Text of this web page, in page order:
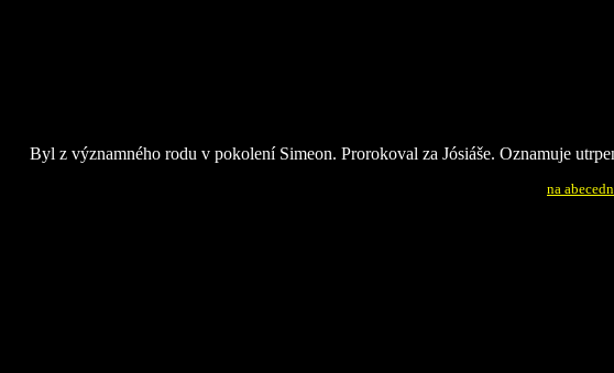
Byl z významného rodu v pokolení Simeon. Prorokoval za Jósiáše. Oznamuje
na